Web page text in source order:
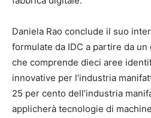
Daniela Rao conclude il suo
formulate da IDC a partire da
che comprende dieci aree
innovative per l’industria
25 per cento dell’industria
applicherà tecnologie di